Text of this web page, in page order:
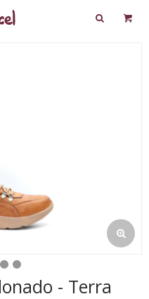
- Terra